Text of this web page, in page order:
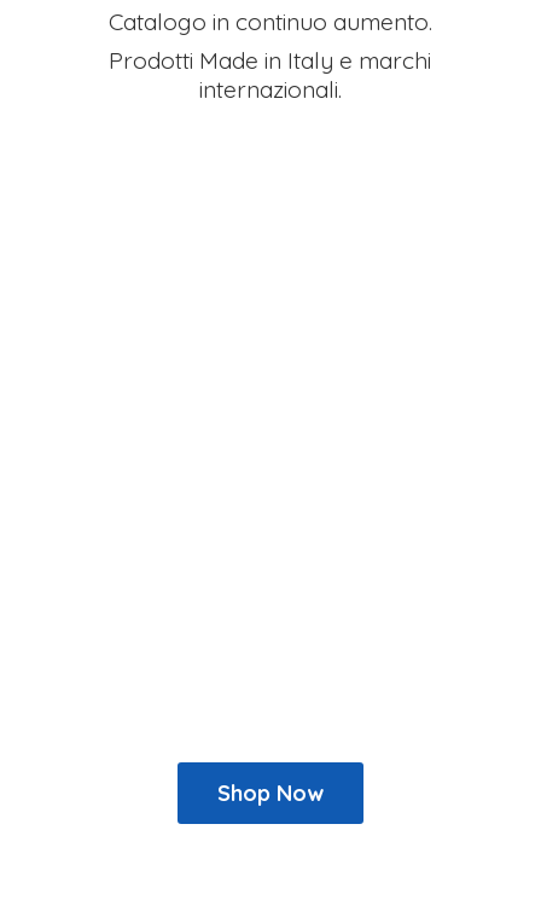
Catalogo in continuo aumento.
Prodotti Made in Italy e marchi
internazionali.
Shop Now